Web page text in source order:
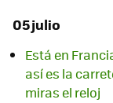
05 julio
Está en
así es la
miras el reloj